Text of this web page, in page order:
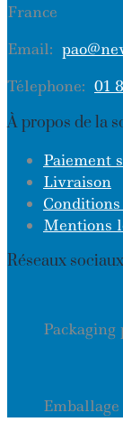
France
Email:
Télephone: 01
À propos de la
Paiement
Livraison
Mentions
Réseaux sociaux